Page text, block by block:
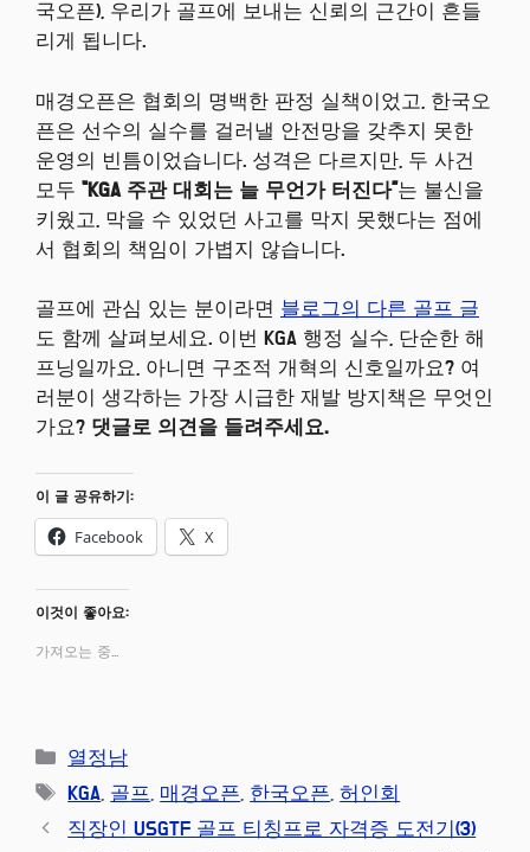
국오픈), 우리가 골프에 보내는 신뢰의 근간이 흔들
리게 됩니다.
매경오픈은 협회의 명백한 판정 실책이었고, 한국오
픈은 선수의 실수를 걸러낼 안전망을 갖추지 못한
운영의 빈틈이었습니다. 성격은 다르지만, 두 사건
모두 “KGA 주관 대회는 늘 무언가 터진다”는 불신을
키웠고, 막을 수 있었던 사고를 막지 못했다는 점에
서 협회의 책임이 가볍지 않습니다.
골프에 관심 있는 분이라면 블로그의 다른 골프 글
도 함께 살펴보세요. 이번 KGA 행정 실수, 단순한 해
프닝일까요, 아니면 구조적 개혁의 신호일까요? 여
러분이 생각하는 가장 시급한 재발 방지책은 무엇인
가요? 댓글로 의견을 들려주세요.
이 글 공유하기:
Facebook X
이것이 좋아요:
가져오는 중...
Categories
열정남
Tags
KGA 골프 매경오픈 한국오픈 ,허인회
직장인 USGTF 골프 티칭프로 자격증 도전기(3)